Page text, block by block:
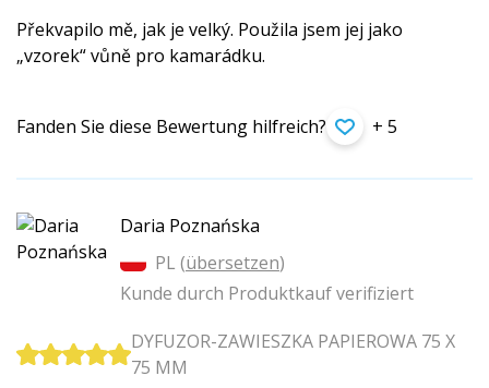
Překvapilo mě, jak je velký. Použila jsem jej jako
„vzorek“ vůně pro kamarádku.
Fanden Sie diese Bewertung hilfreich? + 5
Daria Poznańska
PL (übersetzen)
Kunde durch Produktkauf verifiziert
DYFUZOR-ZAWIESZKA PAPIEROWA 75 X
75 MM